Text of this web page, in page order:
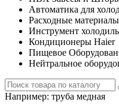
Автоматика для
Расходные материалы
Инструмент
Кондиционеры Haier
Пищевое
Нейтральное
Например: труба медная